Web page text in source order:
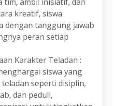
kreatif, siswa
dengan tanggung jawab
peran setiap
Karakter Teladan :
siswa yang
seperti disiplin,
dan peduli,